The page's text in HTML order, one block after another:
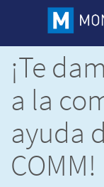
¡Te
a la
ayuda
COMM!